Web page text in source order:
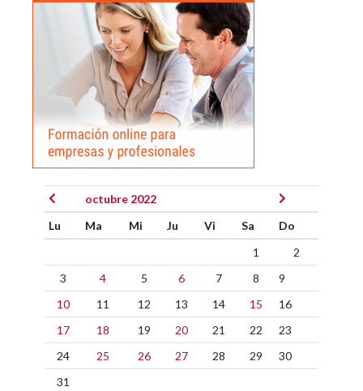
octubre 2022
Lu
Ma Mi Ju Vi Sa
Do
1
2
3
4 5 6 7 8
9
10
11 12 13 14 15
16
17
18 19 20 21 22
23
24
25 26 27 28 29
30
31